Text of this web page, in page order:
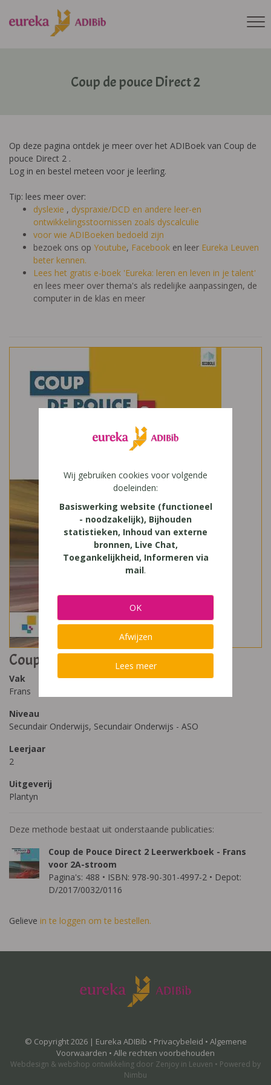
Coup de pouce Direct 2
Op deze pagina ontdek je meer over het ADIBoek van Coup de
pouce Direct 2 .
Log in en bestel meteen voor je leerling.
Tip: lees meer over:
dyslexie , dyspraxie/DCD en andere leer-en
ontwikkelingsstoornissen zoals dyscalculie
voor wie ADIBoeken bedoeld zijn
bezoek ons op Youtube, Facebook en leer Eureka Leuven
beter kennen.
Lees het gratis e-boek 'Eureka: leren en leven in je talent'
en lees meer over thema's als redelijke aanpassingen, de
computer in de klas en meer
Coup de pouce Direct 2
Vak
Frans
Niveau
Secundair Onderwijs, Secundair Onderwijs - ASO
Leerjaar
2
Uitgeverij
Plantyn
Deze methode bestaat uit onderstaande publicaties:
Coup de Pouce Direct 2 Leerwerkboek - Frans
voor 2A-stroom
Pagina's: 488 • ISBN: 978-90-301-4997-2 • Depot:
D/2017/0032/0116
Gelieve in te loggen om te bestellen.
© Copyright 2026 | Eureka ADIBib • Privacybeleid • Algemene
Voorwaarden • Alle rechten voorbehouden
Webdesign & webshop ontwikkeling door Zenjoy in Leuven • Powered by
Nimbu
Wij gebruiken cookies voor volgende
doeleinden:
Basiswerking website (functioneel
- noodzakelijk), Bijhouden
statistieken, Inhoud van externe
bronnen, Live Chat,
Toegankelijkheid, Informeren via
mail.
OK
Afwijzen
Lees meer